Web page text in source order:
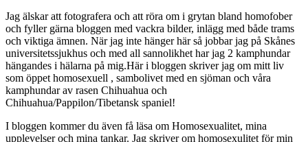
Jag älskar att fotografera och att röra om i grytan bland homofober
och fyller gärna bloggen med vackra bilder, inlägg med både trams
och viktiga ämnen. När jag inte hänger här så jobbar jag på Skånes
universitetssjukhus och med all sannolikhet har jag 2 kamphundar
hängandes i hälarna på mig.Här i bloggen skriver jag om mitt liv
som öppet homosexuell , sambolivet med en sjöman och våra
kamphundar av rasen Chihuahua och
Chihuahua/Pappilon/Tibetansk spaniel!
I bloggen kommer du även få läsa om Homosexualitet, mina
upplevelser och mina tankar. Jag skriver om homosexulitet för min